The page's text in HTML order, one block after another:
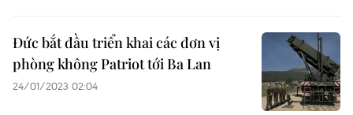
Đức bắt đầu triển khai các đơn vị
phòng không Patriot tới Ba Lan
24/01/2023 02:04